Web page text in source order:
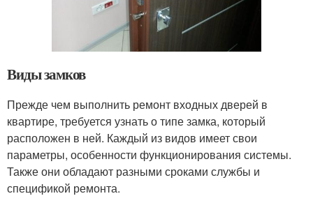
Виды замков
Прежде чем выполнить ремонт входных дверей в
квартире, требуется узнать о типе замка, который
расположен в ней. Каждый из видов имеет свои
параметры, особенности функционирования системы.
Также они обладают разными сроками службы и
спецификой ремонта.